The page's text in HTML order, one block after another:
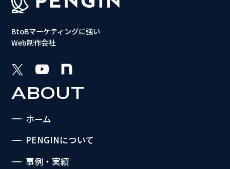
BtoBマーケティングに強い
Web制作会社
ABOUT
ホーム
PENGINについて
事例・実績